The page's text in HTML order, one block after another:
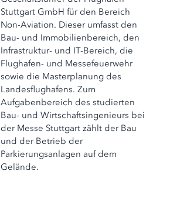
Stuttgart GmbH für den Bereich
Non-Aviation. Dieser umfasst den
Bau- und Immobilienbereich, den
Infrastruktur- und IT-Bereich, die
Flughafen- und Messefeuerwehr
sowie die Masterplanung des
Landesflughafens. Zum
Aufgabenbereich des studierten
Bau- und Wirtschaftsingenieurs bei
der Messe Stuttgart zählt der Bau
und der Betrieb der
Parkierungsanlagen auf dem
Gelände.